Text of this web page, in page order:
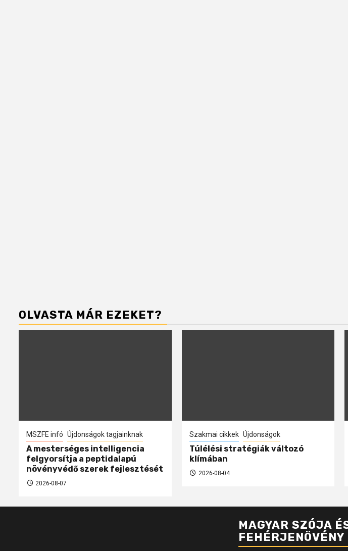
OLVASTA MÁR EZEKET?
MSZFE infó Újdonságok tagjainknak
A mesterséges intelligencia
felgyorsítja a peptidalapú
növényvédő szerek fejlesztését
2026-08-07
Szakmai cikkek Újdonságok
Túlélési stratégiák változó
klímában
2026-08-04
MAGYAR SZÓJA
FEHÉRJENÖVÉNY